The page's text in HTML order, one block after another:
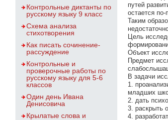
Контрольные диктанты по
русскому языку 9 класс
Схема анализа
стихотворения
Как писать сочинение-
рассуждение
Контрольные и
проверочные работы по
русскому языку для 5-6
классов
Один день Ивана
Денисовича
Крылатые слова и
путей
остается
Таким
Цель
Объект
Предмет
В задачи
1.
младших
2. дать
3. раскрыть
4.